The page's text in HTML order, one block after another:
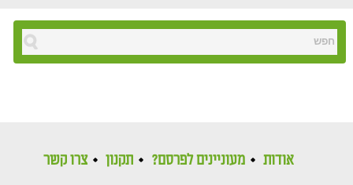
אודות מעוניינים לפרסם? תקנון צרו קשר